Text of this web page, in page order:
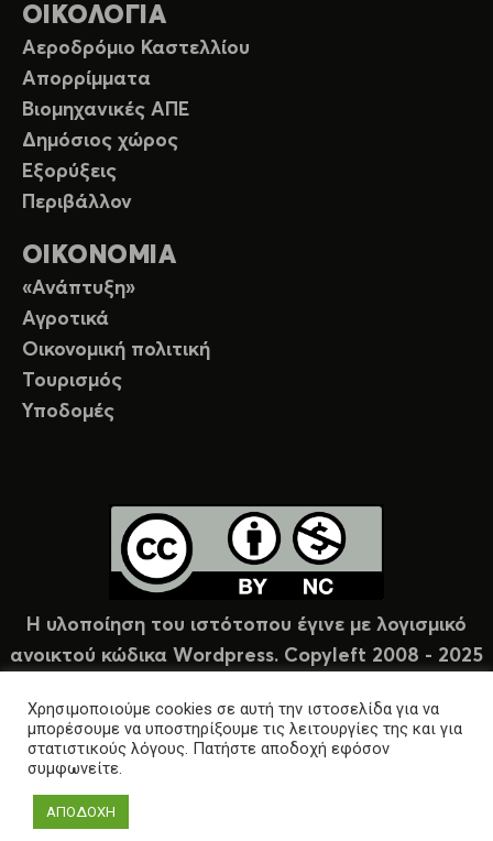
ΟΙΚΟΛΟΓΙΑ
Αεροδρόμιο Καστελλίου
Απορρίμματα
Βιομηχανικές ΑΠΕ
Δημόσιος χώρος
Εξορύξεις
Περιβάλλον
ΟΙΚΟΝΟΜΙΑ
«Ανάπτυξη»
Αγροτικά
Οικονομική πολιτική
Τουρισμός
Υποδομές
Η υλοποίηση του ιστότοπου έγινε με λογισμικό
ανοικτού κώδικα Wordpress. Copyleft 2008 - 2025
Χρησιμοποιούμε cookies σε αυτή την ιστοσελίδα για να
μπορέσουμε να υποστηρίξουμε τις λειτουργίες της και για
στατιστικούς λόγους. Πατήστε αποδοχή εφόσον
συμφωνείτε.
ΑΠΟΔΟΧΗ